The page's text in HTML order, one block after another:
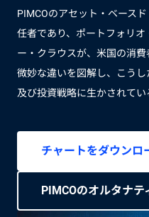
PIMCOのアセット・ベース
任者であり、ポートフォリ
ー・クラウスが、米国の消
微妙な違いを図解し、こう
及び投資戦略に生かされて
チャートをダウンロ
PIMCOのオルタナテ